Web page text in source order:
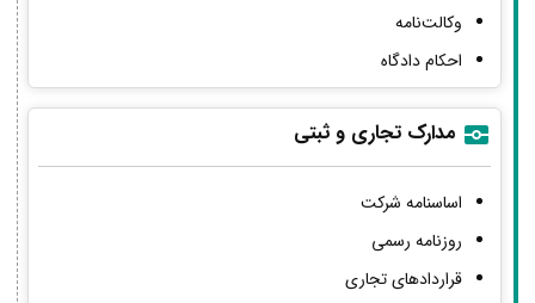
وکالت‌نامه
احکام دادگاه
مدارک تجاری و ثبتی
اساسنامه شرکت
روزنامه رسمی
قراردادهای تجاری